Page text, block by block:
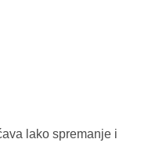
lako spremanje i